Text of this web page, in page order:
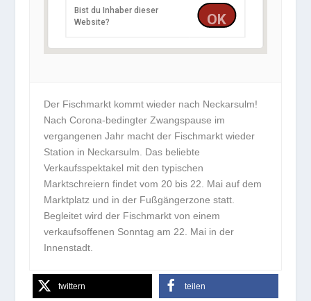
Bist du Inhaber dieser
Website?
OK
Der Fischmarkt kommt wieder nach Neckarsulm!
Nach Corona-bedingter Zwangspause im
vergangenen Jahr macht der Fischmarkt wieder
Station in Neckarsulm. Das beliebte
Verkaufsspektakel mit den typischen
Marktschreiern findet vom 20 bis 22. Mai auf dem
Marktplatz und in der Fußgängerzone statt.
Begleitet wird der Fischmarkt von einem
verkaufsoffenen Sonntag am 22. Mai in der
Innenstadt.
twittern teilen